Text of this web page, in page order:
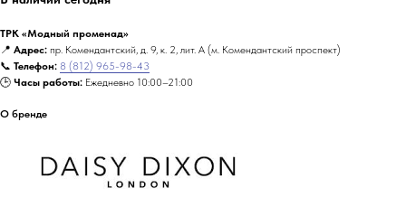
ТРК «Модный променад»
📍 Адрес: пр. Комендантский, д. 9, к. 2, лит. А (м. Комендантский проспект)
📞 Телефон: 8 (812) 965-98-43
🕒 Часы работы: Ежедневно 10:00–21:00
О бренде